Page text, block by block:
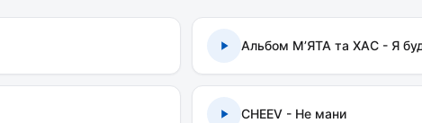
Альбом МʼЯТА та ХАС - Я
CHEEV - Не мани